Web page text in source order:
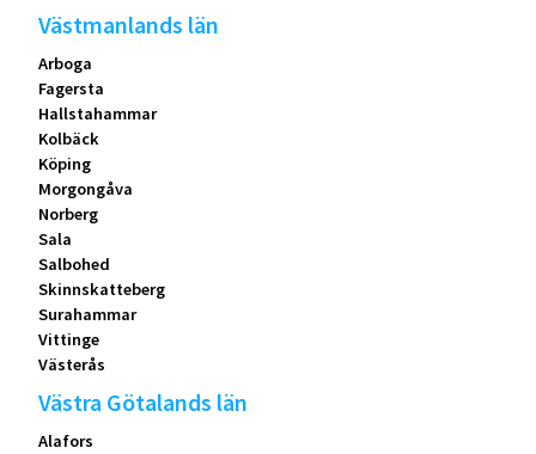
Västmanlands län
Arboga
Fagersta
Hallstahammar
Kolbäck
Köping
Morgongåva
Norberg
Sala
Salbohed
Skinnskatteberg
Surahammar
Vittinge
Västerås
Västra Götalands län
Alafors